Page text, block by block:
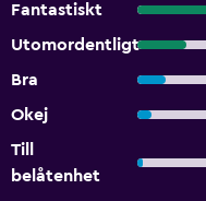
Fantastiskt
Utomordentligt
Bra
Okej
Till
belåtenhet